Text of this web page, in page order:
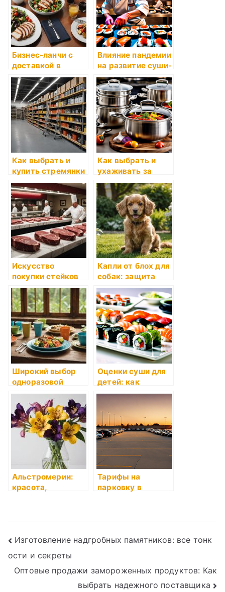
достойных
моделей: новинки,
технологии,
обзоры, цены
Бизнес-ланчи с
доставкой в
Казани: Заказать
обеды от 450
рублей
Влияние пандемии
на развитие суши-
индустрии: новые
вызовы и
возможности
Как выбрать и
купить стремянки
«Новая Высота» в
Санкт-
Петербурге
Как выбрать и
ухаживать за
посудой и
кухонными
принадлежностям
и
Искусство
покупки стейков
из мраморной
говядины на
Steaki.ru
Капли от блох для
собак: защита
вашего питомца
от паразитов
Широкий выбор
одноразовой
бумажной посуды
и тары от KazDI
Group
Оценки суши для
детей: как
выбрать
безопасные
варианты?
Альстромерии:
красота,
Тарифы на
парковку в
Навигация
по
Изготовление надгробных памятников: все тонк
ости и секреты
Оптовые продажи замороженных продуктов: Как
выбрать надежного поставщика